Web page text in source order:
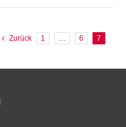
Zurück 1 … 6 7